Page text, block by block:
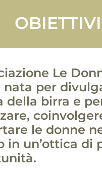
OBIETTIVI
Le
nata per
della birra e
le donne
in un’ottica di